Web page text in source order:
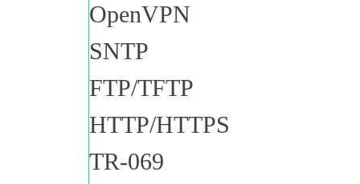
OpenVPN
SNTP
FTP/TFTP
HTTP/HTTPS
TR-069